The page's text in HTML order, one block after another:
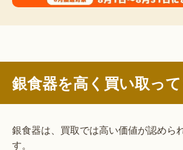
銀食器を高く買い取っ
銀食器は、買取では高い価値が認めら
す。